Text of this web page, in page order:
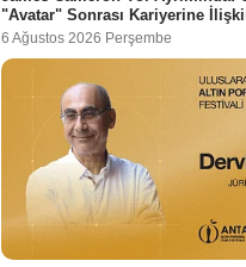
"Avatar" Sonrası Kariyerine
6 Ağustos 2026 Perşembe